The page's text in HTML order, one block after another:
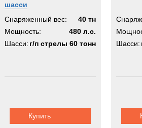
шасси
Снаряженный вес:
40 тн
Мощность:
480 л.с.
Шасси: г/п стрелы 60 тонн
Купить
Шасси: